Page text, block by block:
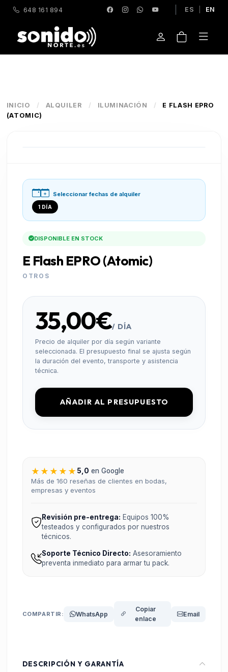
648 161 894 ES EN
INICIO / ALQUILER / ILUMINACIÓN /
E FLASH EPRO
(ATOMIC)
Seleccionar fechas de alquiler
1 DÍA
DISPONIBLE EN STOCK
E Flash EPRO (Atomic)
OTROS
35,00€/ DÍA
Precio de alquiler por día según variante
seleccionada. El presupuesto final se ajusta según
la duración del evento, transporte y asistencia
técnica.
AÑADIR AL PRESUPUESTO
★★★★★ 5,0 en Google
Más de 160 reseñas de clientes en bodas,
empresas y eventos
Revisión pre-entrega: Equipos 100%
testeados y configurados por nuestros
técnicos.
Soporte Técnico Directo: Asesoramiento
preventa inmediato para armar tu pack.
COMPARTIR: WhatsApp
Copiar
enlace
Email
DESCRIPCIÓN Y GARANTÍA